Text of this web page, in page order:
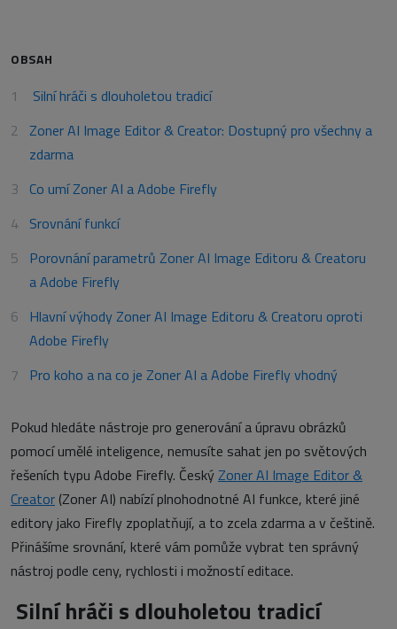
OBSAH
Silní hráči s dlouholetou tradicí
Zoner AI Image Editor & Creator: Dostupný pro všechny a
zdarma
Co umí Zoner AI a Adobe Firefly
Srovnání funkcí
Porovnání parametrů Zoner AI Image Editoru & Creatoru
a Adobe Firefly
Hlavní výhody Zoner AI Image Editoru & Creatoru oproti
Adobe Firefly
Pro koho a na co je Zoner AI a Adobe Firefly vhodný
Pokud hledáte nástroje pro generování a úpravu obrázků
pomocí umělé inteligence, nemusíte sahat jen po světových
řešeních typu Adobe Firefly. Český Zoner AI Image Editor &
Creator (Zoner AI) nabízí plnohodnotné AI funkce, které jiné
editory jako Firefly zpoplatňují, a to zcela zdarma a v češtině.
Přinášíme srovnání, které vám pomůže vybrat ten správný
nástroj podle ceny, rychlosti i možností editace.
Silní hráči s dlouholetou tradicí